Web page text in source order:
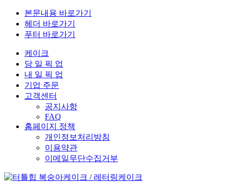
본문내용 바로가기
헤더 바로가기
푸터 바로가기
케이크
당 일 픽 업
내 일 픽 업
기업 주문
고객센터
공지사항
FAQ
홈페이지 정책
개인정보처리방침
이용약관
이메일무단수집거부